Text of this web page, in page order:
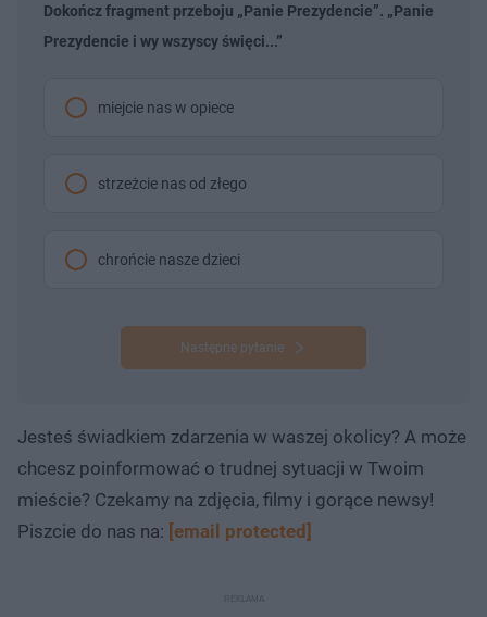
Dokończ fragment przeboju „Panie Prezydencie”. „Panie
Prezydencie i wy wszyscy święci...”
miejcie nas w opiece
strzeżcie nas od złego
chrońcie nasze dzieci
Następne pytanie
Jesteś świadkiem zdarzenia w waszej okolicy? A może
chcesz poinformować o trudnej sytuacji w Twoim
mieście? Czekamy na zdjęcia, filmy i gorące newsy!
Piszcie do nas na: [email protected]